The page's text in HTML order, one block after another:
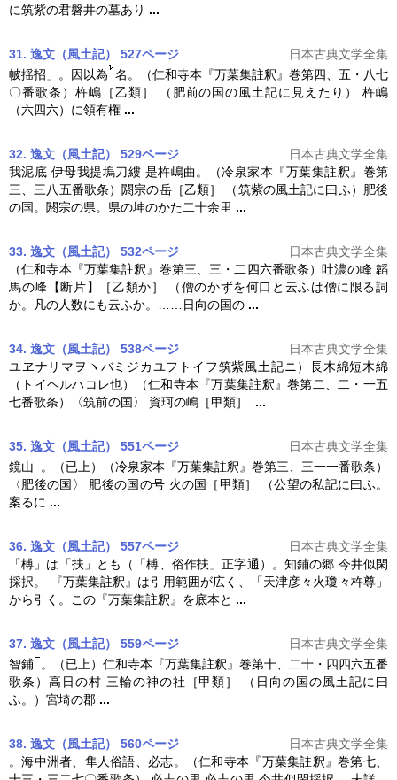
に筑紫の君磐井の墓あり ...
31. 逸文（風土記） 527ページ
日本古典文学全集
帔揺招」。因以為 名。（仁和寺本『万葉集註釈 』巻第四、五・八七
〇番歌条）杵嶋［乙類］ （肥前の国の風土記に見えたり） 杵嶋
（六四六）に領有権 ...
32. 逸文（風土記） 529ページ
日本古典文学全集
我泥底 伊母我提塢刀縷 是杵嶋曲。（冷泉家本『万葉集註釈 』巻第
三、三八五番歌条）閼宗の岳［乙類］ （筑紫の風土記に曰ふ）肥後
の国。閼宗の県。県の坤のかた二十余里 ...
33. 逸文（風土記） 532ページ
日本古典文学全集
（仁和寺本『万葉集註釈 』巻第三、三・二四六番歌条）吐濃の峰 韜
馬の峰【断片】［乙類か］ （僧のかずを何口と云ふは僧に限る詞
か。凡の人数にも云ふか。……日向の国の ...
34. 逸文（風土記） 538ページ
日本古典文学全集
ユヱナリマヲヽバミジカユフトイフ筑紫風土記ニ）長木綿短木綿
（トイヘルハコレ也）（仁和寺本『万葉集註釈 』巻第二、二・一五
七番歌条）〈筑前の国〉 資珂の嶋［甲類］ ...
35. 逸文（風土記） 551ページ
日本古典文学全集
鏡山
。（已上）（冷泉家本『万葉集註釈 』巻第三、三一一番歌条）
〈肥後の国〉 肥後の国の号 火の国［甲類］ （公望の私記に曰ふ。
案るに ...
36. 逸文（風土記） 557ページ
日本古典文学全集
「榑」は「扶」とも（「榑、俗作扶」正字通）。知鋪の郷 今井似閑
採択。 『万葉集註釈 』は引用範囲が広く、「天津彦々火瓊々杵尊」
から引く。この『万葉集註釈 』を底本と ...
37. 逸文（風土記） 559ページ
日本古典文学全集
智鋪
。（已上）仁和寺本『万葉集註釈 』巻第十、二十・四四六五番
歌条）高日の村 三輪の神の社［甲類］ （日向の国の風土記に曰
ふ。）宮埼の郡 ...
38. 逸文（風土記） 560ページ
日本古典文学全集
。海中洲者、隼人俗語、必志。（仁和寺本『万葉集註釈 』巻第七、